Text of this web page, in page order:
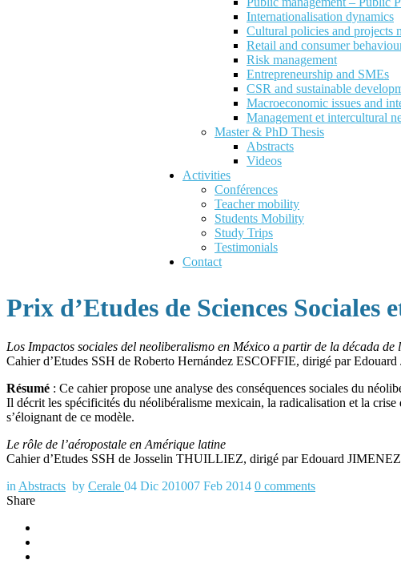
Internationalisation dynamics
Cultural policies and projects
Retail and consumer
Risk management
Entrepreneurship and SMEs
CSR and sustainable
Macroeconomic issues and
Management et intercultural
Master & PhD Thesis
Abstracts
Videos
Activities
Conférences
Teacher mobility
Students Mobility
Study Trips
Testimonials
Contact
Prix d’Etudes de Sciences Sociales
Los Impactos sociales del neoliberalismo en México a partir de la década de
Cahier d’Etudes SSH de Roberto Hernández ESCOFFIE, dirigé par
Résumé : Ce cahier propose une analyse des conséquences sociales du
Il décrit les spécificités du néolibéralisme mexicain, la radicalisation et la
s’éloignant de ce modèle.
Le rôle de l’aéropostale en Amérique latine
Cahier d’Etudes SSH de Josselin THUILLIEZ, dirigé par Edouard
inAbstracts by Cerale 04 Dic 201007 Feb 2014 0 comments
Share